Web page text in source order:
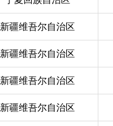
新疆维吾尔自治区
新疆维吾尔自治区
新疆维吾尔自治区
新疆维吾尔自治区